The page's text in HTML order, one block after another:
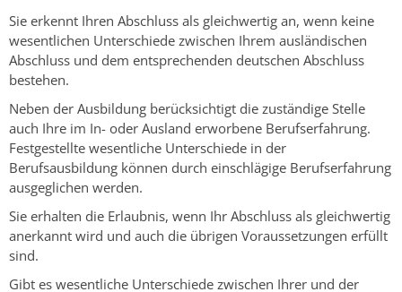
Sie erkennt Ihren Abschluss als gleichwertig an, wenn keine
wesentlichen Unterschiede zwischen Ihrem ausländischen
Abschluss und dem entsprechenden deutschen Abschluss
bestehen.
Neben der Ausbildung berücksichtigt die zuständige Stelle
auch Ihre im In- oder Ausland erworbene Berufserfahrung.
Festgestellte wesentliche Unterschiede in der
Berufsausbildung können durch einschlägige Berufserfahrung
ausgeglichen werden.
Sie erhalten die Erlaubnis, wenn Ihr Abschluss als gleichwertig
anerkannt wird und auch die übrigen Voraussetzungen erfüllt
sind.
Gibt es wesentliche Unterschiede zwischen Ihrer und der